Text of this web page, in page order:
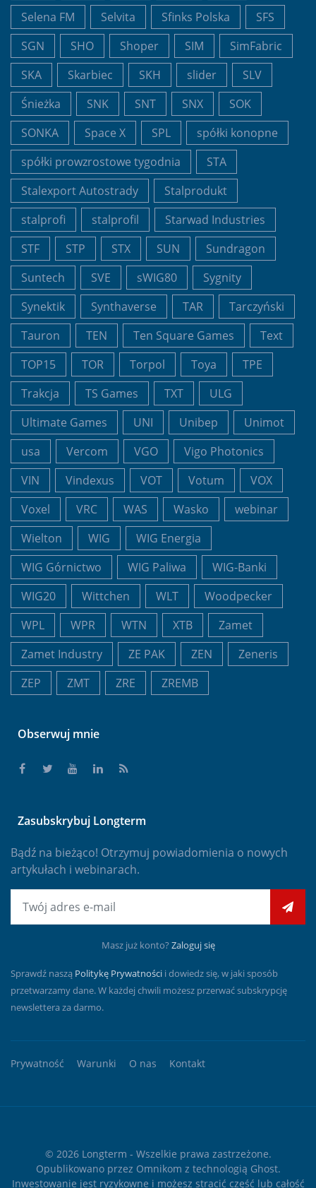
Selena FM
Selvita Sfinks Polska
SFS
SGN
SHO Shoper SIM
SimFabric
SKA
Skarbiec SKH slider
SLV
Śnieżka
SNK SNT SNX
SOK
SONKA
Space X SPL
spółki konopne
spółki prowzrostowe tygodnia
STA
Stalexport Autostrady
Stalprodukt
stalprofi
stalprofil
Starwad Industries
STF
STP STX SUN
Sundragon
Suntech
SVE sWIG80
Sygnity
Synektik
Synthaverse TAR
Tarczyński
Tauron
TEN Ten Square Games
Text
TOP15
TOR Torpol Toya
TPE
Trakcja
TS Games TXT
ULG
Ultimate Games
UNI Unibep
Unimot
usa
Vercom VGO
Vigo Photonics
VIN
Vindexus VOT Votum
VOX
Voxel
VRC WAS Wasko
webinar
Wielton
WIG
WIG Energia
WIG Górnictwo
WIG Paliwa
WIG-Banki
WIG20
Wittchen WLT
Woodpecker
WPL
WPR WTN XTB
Zamet
Zamet Industry
ZE PAK ZEN
Zeneris
ZEP
ZMT ZRE ZREMB
Obserwuj mnie
Zasubskrybuj Longterm
Bądź na bieżąco! Otrzymuj powiadomienia o nowych
artykułach i webinarach.
Masz już konto? Zaloguj się
Sprawdź naszą Politykę Prywatności i dowiedz się, w jaki sposób
przetwarzamy dane. W każdej chwili możesz przerwać subskrypcję
newslettera za darmo.
Prywatność Warunki O nas Kontakt
© 2026 Longterm - Wszelkie prawa zastrzeżone.
Opublikowano przez Omnikom z technologią Ghost.
Inwestowanie jest ryzykowne i możesz stracić część lub całość